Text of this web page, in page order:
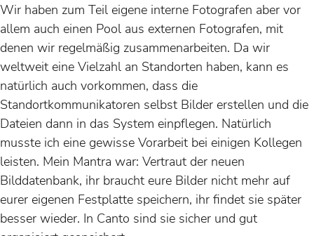
Wir haben zum Teil eigene interne Fotografen aber vor
allem auch einen Pool aus externen Fotografen, mit
denen wir regelmäßig zusammenarbeiten. Da wir
weltweit eine Vielzahl an Standorten haben, kann es
natürlich auch vorkommen, dass die
Standortkommunikatoren selbst Bilder erstellen und die
Dateien dann in das System einpflegen. Natürlich
musste ich eine gewisse Vorarbeit bei einigen Kollegen
leisten. Mein Mantra war: Vertraut der neuen
Bilddatenbank, ihr braucht eure Bilder nicht mehr auf
eurer eigenen Festplatte speichern, ihr findet sie später
besser wieder. In Canto sind sie sicher und gut